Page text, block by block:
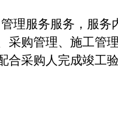
理服务服务，服务
采购管理、施工管
合采购人完成竣工